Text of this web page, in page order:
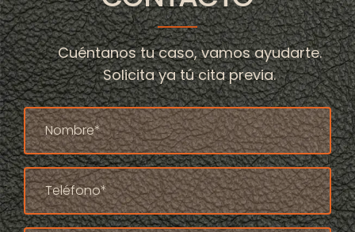
Cuéntanos tu caso, vamos ayudarte.
Solicita ya tú cita previa.